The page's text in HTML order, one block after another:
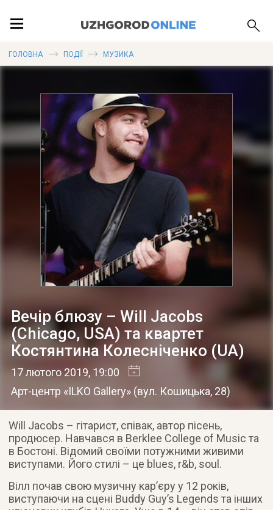
ПУБЛІКАЦІЇ
ГОЛОВНА ПОДІЇ МУЗИКА
Вечір блюзу – Will Jacobs
(Chicago, USA) та квартет
Костянтина Колесніченко (UA)
17 лютого 2019, 19:00
Арт-центр «ILKO Gallery» (вул. Кошицька, 28)
Will Jacobs – гітарист, співак, автор пісень,
продюсер. Навчався в Berklee College of Music та
в Бостоні. Відомий своїми потужними живими
виступами. Його стилі – це blues, r&b, soul.
Вілл почав свою музичну кар’єру у 12 років,
виступаючи на сцені Buddy Guy’s Legends та інших